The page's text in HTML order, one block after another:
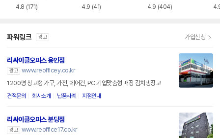
4.8 (171) 4.9 (41) 4.9 (404)
파워링크 광고 가입신청
리싸이클오피스 용인점
광고 www.reofficey.co.kr
1200평 창고형 가구, 가전, 에어컨, PC 기업맞춤형 매장 김치냉장고
견적문의 회사소개 납품사례 지점안내
리싸이클오피스 분당점
광고 www.reoffice17.co.kr